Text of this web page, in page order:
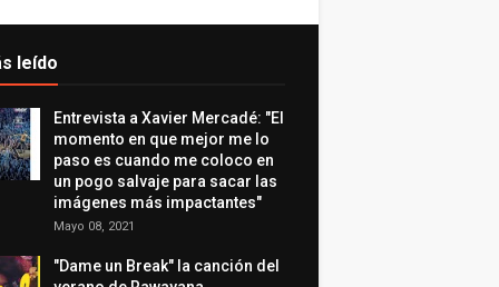
leído
Entrevista a Xavier Mercadé: "El
momento en que mejor me lo
paso es cuando me coloco en
un pogo salvaje para sacar las
imágenes más impactantes"
Mayo 08, 2021
"Dame un Break" la canción del